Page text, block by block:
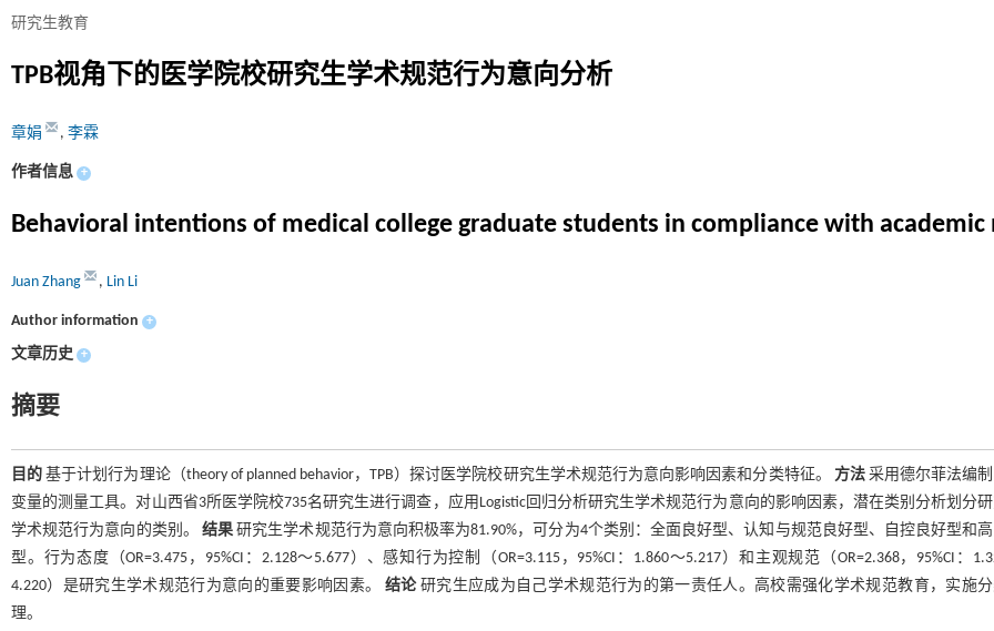
研究生教育
TPB视角下的医学院校研究生学术规范行为意向分析
章娟 , 李霖
作者信息 +
Behavioral intentions of medical college graduate students in compliance with
Juan Zhang , Lin Li
Author information +
文章历史 +
摘要
目的 基于计划行为理论（theory of planned behavior，TPB）探讨医学院校研究生学术规范行为意向影响因素和分类特征。 方法采用德尔菲法编
变量的测量工具。对山西省3所医学院校735名研究生进行调查，应用Logistic回归分析研究生学术规范行为意向的影响因素，潜在类别分析划分
学术规范行为意向的类别。 结果 研究生学术规范行为意向积极率为81.90%，可分为4个类别：全面良好型、认知与规范良好型、自控良好型和
型。行为态度（OR=3.475，95%CI：2.128～5.677）、感知行为控制（OR=3.115，95%CI：1.860～5.217）和主观规范（OR=2.368，95%CI：
4.220）是研究生学术规范行为意向的重要影响因素。 结论研究生应成为自己学术规范行为的第一责任人。高校需强化学术规范教育，实施
理。